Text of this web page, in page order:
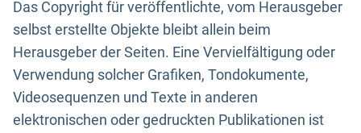
Das Copyright für veröffentlichte, vom Herausgeber
selbst erstellte Objekte bleibt allein beim
Herausgeber der Seiten. Eine Vervielfältigung oder
Verwendung solcher Grafiken, Tondokumente,
Videosequenzen und Texte in anderen
elektronischen oder gedruckten Publikationen ist